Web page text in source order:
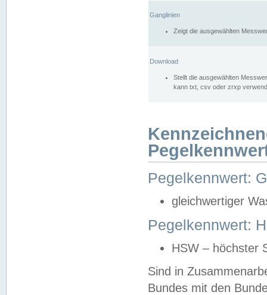
Ganglinien
Zeigt die ausgewählten
Download
Stellt die ausgewählten
kann txt, csv oder zrxp
Pegelkennwert:
gleichwertiger
Pegelkennwert:
HSW – höchster
Sind in
Bundes mit den